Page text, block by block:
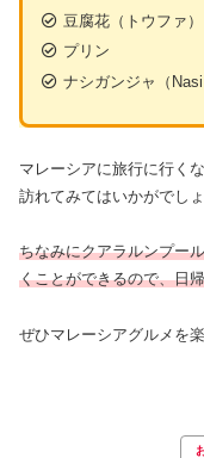
豆腐花（トウファ）
プリン
ナシガンジャ（
マレーシアに旅行に行く
訪れてみてはいかがでしょ
ちなみにクアラルンプー
くことができるので、日
ぜひマレーシアグルメを